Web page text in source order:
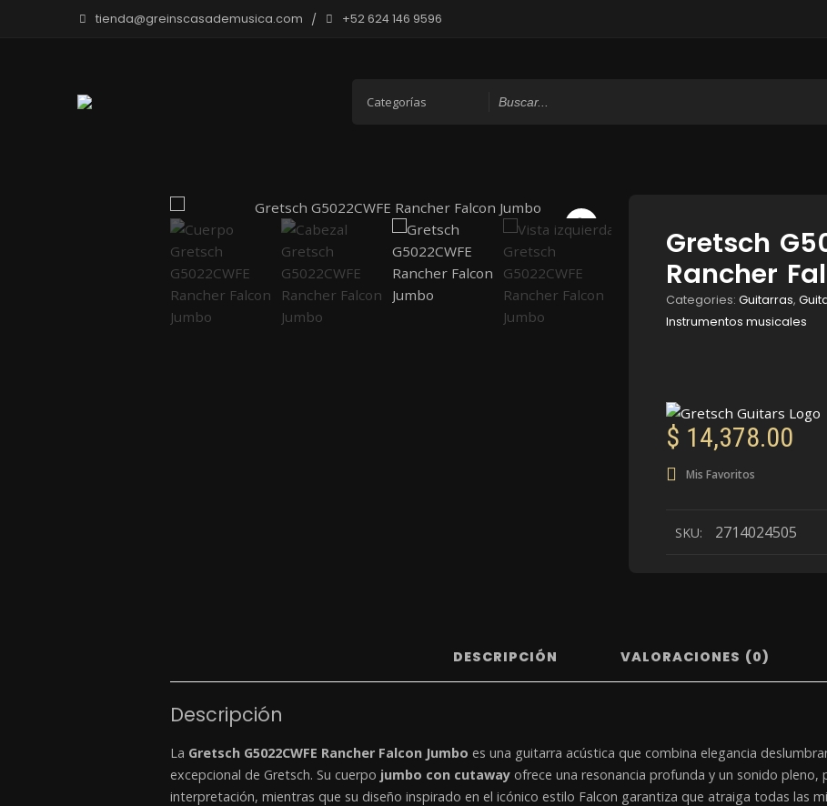
tienda@greinscasademusica.com +52 624 146 9596
Gretsch
Rancher
Categories:Guitarras,
Instrumentos musicales
$ 14,378.00
Mis Favoritos
SKU: 2714024505
DESCRIPCIÓN VALORACIONES (0)
Descripción
La Gretsch G5022CWFE Rancher Falcon Jumbo es una guitarra acústica que combina elegancia
excepcional de Gretsch. Su cuerpo jumbo con cutaway ofrece una resonancia profunda y un sonido
interpretación, mientras que su diseño inspirado en el icónico estilo Falcon garantiza que atraiga todas las